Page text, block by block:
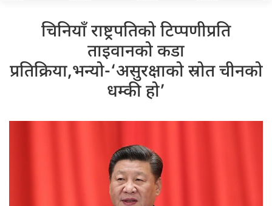
चिनियाँ राष्ट्रपतिको टिप्पणीप्रति
ताइवानको कडा
प्रतिक्रिया,भन्यो-‘असुरक्षाको स्रोत चीनको
धम्की हो’